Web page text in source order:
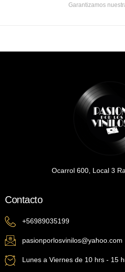
Garantizamos
Ocarrol 600, Local 3
Contacto
+56989035199
pasionporlosvinilos@yahoo.com
Lunes a Viernes de 10 hrs - 15